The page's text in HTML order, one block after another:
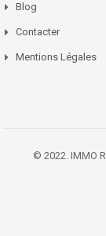
Blog
Contacter
Mentions Légales
© 2022. IMMO